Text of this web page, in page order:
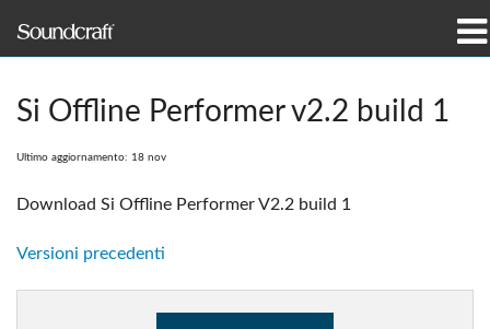
supporto
Si Offline Performer v2.2 build 1
Ultimo aggiornamento: 18 nov
Download Si Offline Performer V2.2 build 1
Versioni precedenti